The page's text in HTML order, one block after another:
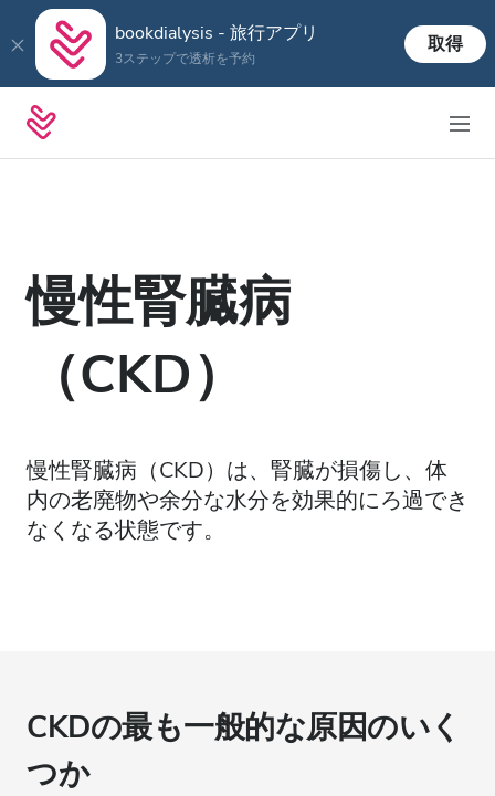
bookdialysis - 旅行アプリ
3ステップで透析を予約
取得
慢性腎臓病
（CKD）
慢性腎臓病（CKD）は、腎臓が損傷し、体
内の老廃物や余分な水分を効果的にろ過でき
なくなる状態です。
CKDの最も一般的な原因のいく
つか